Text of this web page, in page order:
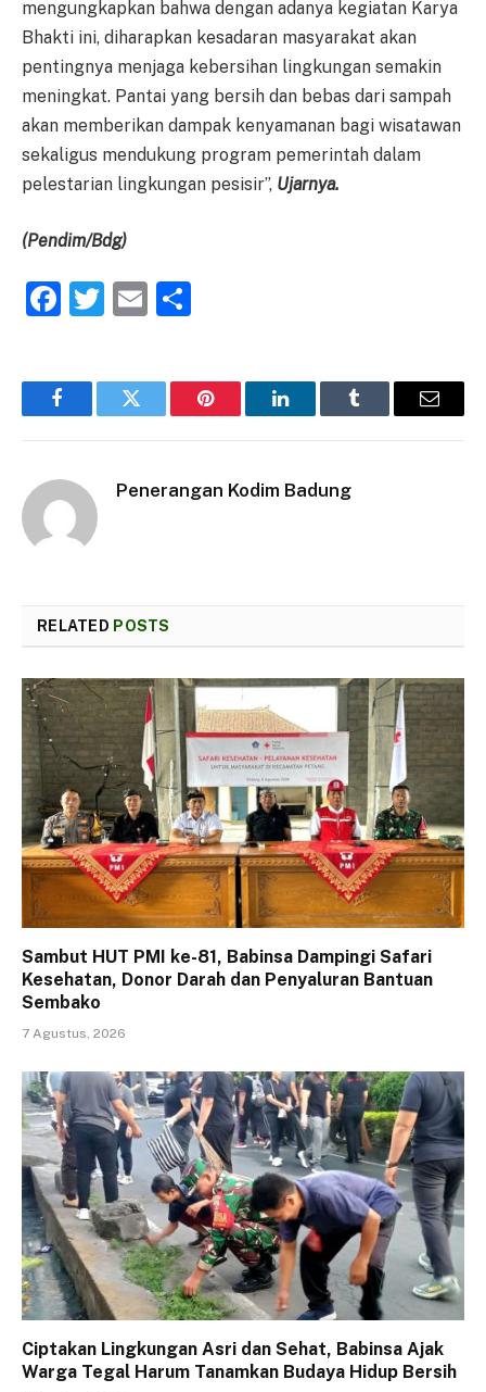
mengungkapkan bahwa dengan adanya kegiatan Karya
Bhakti ini, diharapkan kesadaran masyarakat akan
pentingnya menjaga kebersihan lingkungan semakin
meningkat. Pantai yang bersih dan bebas dari sampah
akan memberikan dampak kenyamanan bagi wisatawan
sekaligus mendukung program pemerintah dalam
pelestarian lingkungan pesisir”, Ujarnya.
(Pendim/Bdg)
Facebook
Twitter
Email
FacebookTwitter Pinterest LinkedInTumblr Email
Penerangan Kodim Badung
RELATED POSTS
Sambut HUT PMI ke-81, Babinsa Dampingi Safari
Kesehatan, Donor Darah dan Penyaluran Bantuan
Sembako
7 Agustus, 2026
Ciptakan Lingkungan Asri dan Sehat, Babinsa Ajak
Warga Tegal Harum Tanamkan Budaya Hidup Bersih